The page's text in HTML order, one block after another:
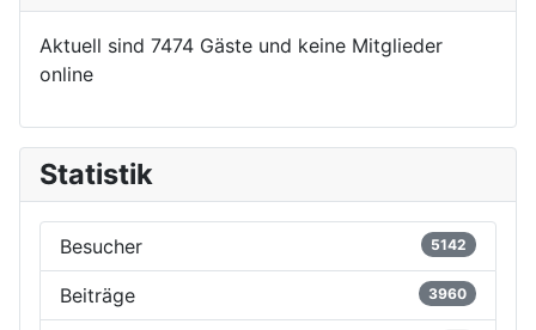
Aktuell sind 7474 Gäste und keine Mitglieder
online
Statistik
Besucher 5142
Beiträge 3960